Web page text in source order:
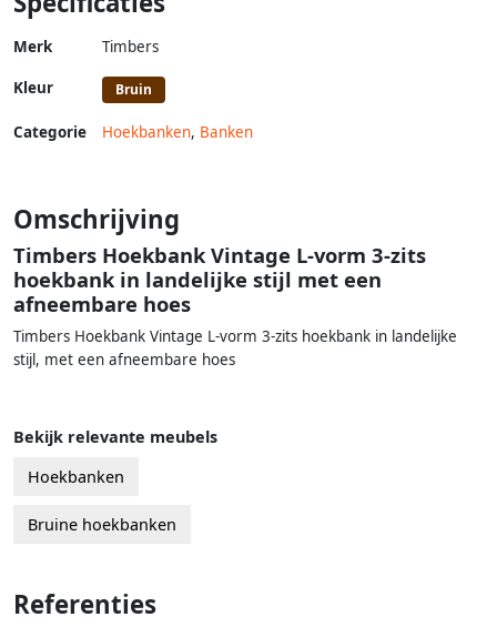
Merk Timbers
Kleur Bruin
Categorie Hoekbanken, Banken
Omschrijving
Timbers Hoekbank Vintage L-vorm 3-zits
hoekbank in landelijke stijl met een
afneembare hoes
Timbers Hoekbank Vintage L-vorm 3-zits hoekbank in landelijke
stijl, met een afneembare hoes
Bekijk relevante meubels
Hoekbanken
Bruine hoekbanken
Referenties